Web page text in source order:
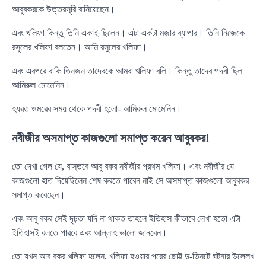
আবুবকরকে উত্তরসূরি বানিয়েছেন।
এবং খলিফা কিন্তু তিনি একাই ছিলেন। এটা একটা মজার ব্যাপার। তিনি নিজেকে
রসুলের খলিফা বলতেন। আমি রসুলের খলিফা।
এবং এরপরে বাকি তিনজন তাদেরকে আমরা খলিফা বলি। কিন্তু তাদের পদবী ছিল
আমিরুল মোমেনিন।
হযরত ওমরের সময় থেকে পদবী হলো- আমিরুল মোমেনিন।
নবীজীর অসমাপ্ত কাজগুলো সমাপ্ত করেন আবুবকর!
তো দেখা গেল যে, বাস্তবে আবু বকর নবীজীর প্রথম খলিফা। এবং নবীজীর যে
কাজগুলো হাত দিয়েছিলেন শেষ করতে পারেন নাই সে অসমাপ্ত কাজগুলো আবুবকর
সমাপ্ত করেছেন।
এবং আবু বকর সেই দৃঢ়তা যদি না থাকত তাহলে ইতিহাস কীভাবে লেখা হতো এটা
ইতিহাসই বলতে পারবে এবং আল্লাহ ভালো জানবেন।
তো যখন আবু বকর খলিফা হলেন, খলিফা হওয়ার পরের ছোট্ট দু-তিনটে ঘটনার উল্লেখ